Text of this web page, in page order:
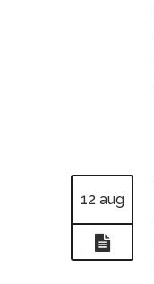
12 aug